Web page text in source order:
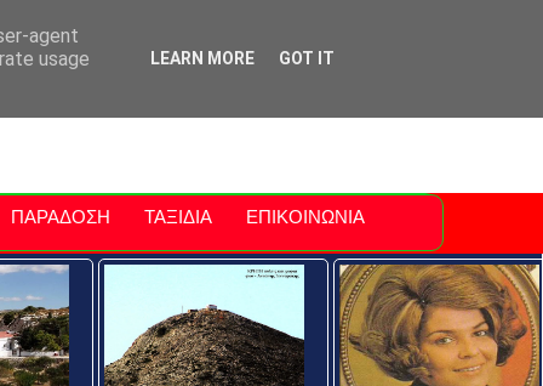
Polis
ΠΑΡΑΔΟΣΗ ΤΑΞΙΔΙΑ ΕΠΙΚΟΙΝΩΝΙΑ
agent
usage
LEARN MORE GOT IT